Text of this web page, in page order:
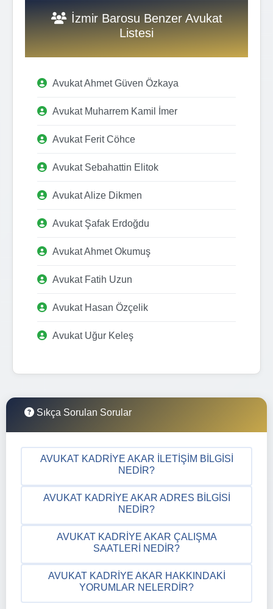
İzmir Barosu Benzer Avukat
Listesi
Avukat Ahmet Güven Özkaya
Avukat Muharrem Kamil İmer
Avukat Ferit Cöhce
Avukat Sebahattin Elitok
Avukat Alize Dikmen
Avukat Şafak Erdoğdu
Avukat Ahmet Okumuş
Avukat Fatih Uzun
Avukat Hasan Özçelik
Avukat Uğur Keleş
Sıkça Sorulan Sorular
AVUKAT KADRIYE AKAR İLETIŞIM BILGISI
NEDIR?
AVUKAT KADRIYE AKAR ADRES BILGISI
NEDIR?
AVUKAT KADRIYE AKAR ÇALIŞMA
SAATLERI NEDIR?
AVUKAT KADRIYE AKAR HAKKINDAKI
YORUMLAR NELERDIR?